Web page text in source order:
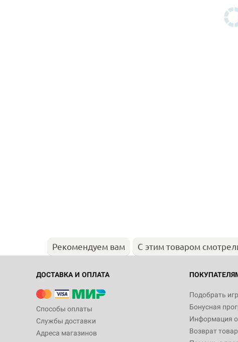
Рекомендуем вам С этим товаром
ДОСТАВКА И ОПЛАТА
Способы оплаты
Службы доставки
Адреса магазинов
Подобрать
Бонусная
Информация о
Возврат